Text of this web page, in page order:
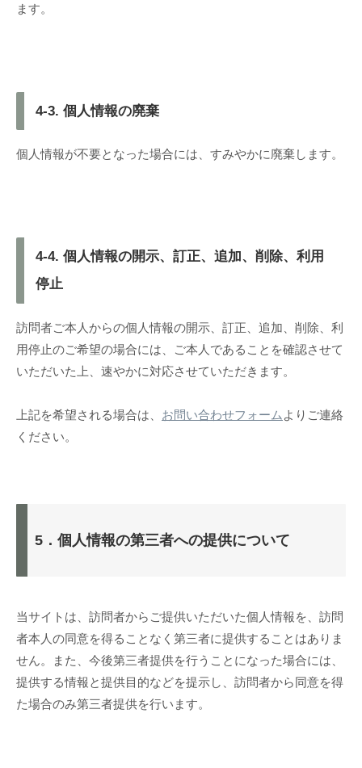
ます。
4-3. 個人情報の廃棄
個人情報が不要となった場合には、すみやかに廃棄します。
4-4. 個人情報の開示、訂正、追加、削除、利用
停止
訪問者ご本人からの個人情報の開示、訂正、追加、削除、利
用停止のご希望の場合には、ご本人であることを確認させて
いただいた上、速やかに対応させていただきます。
上記を希望される場合は、 お問い合わせフォーム よりご連絡
ください。
5．個人情報の第三者への提供について
当サイトは、訪問者からご提供いただいた個人情報を、訪問
者本人の同意を得ることなく第三者に提供することはありま
せん。また、今後第三者提供を行うことになった場合には、
提供する情報と提供目的などを提示し、訪問者から同意を得
た場合のみ第三者提供を行います。